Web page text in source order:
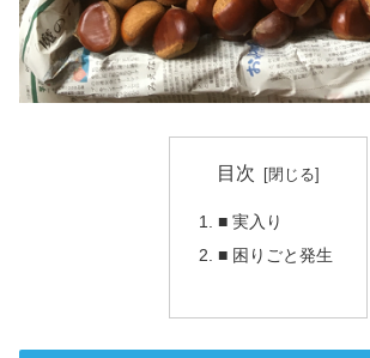
目次
■ 実入り
■ 困りごと発生